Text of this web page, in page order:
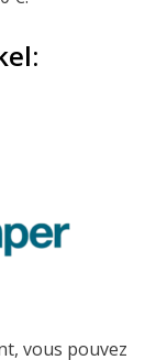
vous pouvez